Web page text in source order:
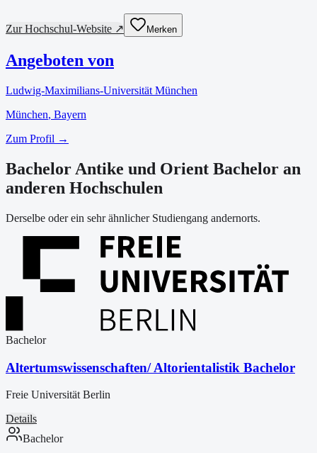
Zur Hochschul-Website ↗ Merken
Angeboten von
Ludwig-Maximilians-Universität München
München, Bayern
Zum Profil →
Bachelor Antike und Orient Bachelor an
anderen Hochschulen
Derselbe oder ein sehr ähnlicher Studiengang andernorts.
Bachelor
Altertumswissenschaften/ Altorientalistik Bachelor
Freie Universität Berlin
Details
Bachelor